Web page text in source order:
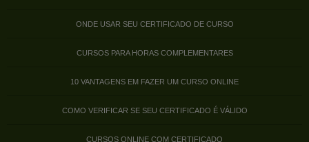
ONDE USAR SEU CERTIFICADO DE CURSO
CURSOS PARA HORAS COMPLEMENTARES
10 VANTAGENS EM FAZER UM CURSO ONLINE
COMO VERIFICAR SE SEU CERTIFICADO É VÁLIDO
CURSOS ONLINE COM CERTIFICADO